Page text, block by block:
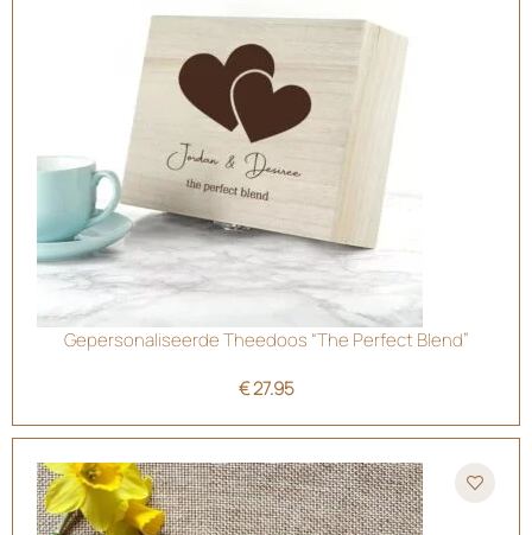
Gepersonaliseerde Theedoos “The Perfect Blend”
€27.95